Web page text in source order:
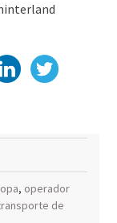
, operador
de